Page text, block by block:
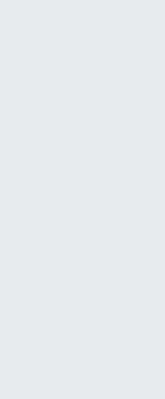
Microsoft
dulci - ele
a
internetul.
sunt mici
urile web le
despre